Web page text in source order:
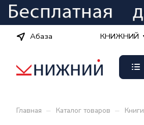
Абаза КНИЖНИЙ
Главная – Каталог товаров – Книги